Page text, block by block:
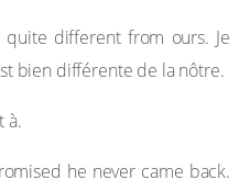
different from ours. Je
bien différente de la nôtre.
à.
he never came back.